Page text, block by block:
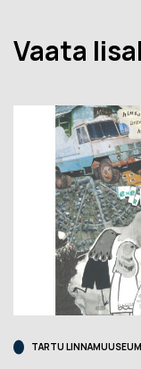
Vaata
TARTU LINNAMUUSEUM